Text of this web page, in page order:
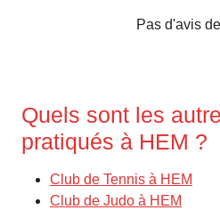
Pas d'avis
Quels sont les
pratiqués à HEM ?
Club de Tennis à HEM
Club de Judo à HEM